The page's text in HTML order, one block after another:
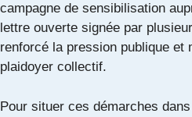
campagne de sensibilisation
lettre ouverte signée par
renforcé la pression publique et
plaidoyer collectif.
Pour situer ces démarches